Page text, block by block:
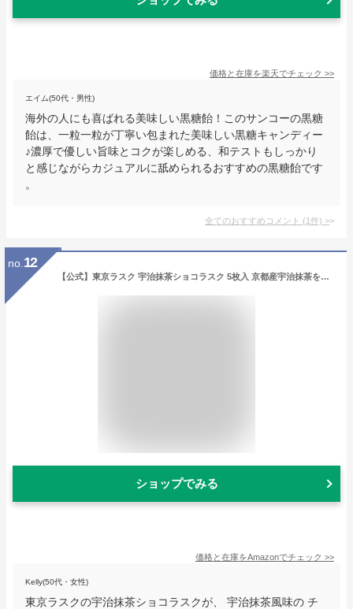
価格と在庫を楽天でチェック >>
エイム(50代・男性)
海外の人にも喜ばれる美味しい黒糖飴！このサンコーの黒糖
飴は、一粒一粒が丁寧い包まれた美味しい黒糖キャンディー
♪濃厚で優しい旨味とコクが楽しめる、和テストもしっかり
と感じながらカジュアルに舐められるおすすめの黒糖飴です
。
全てのおすすめコメント (1件) >
no. 12
【公式】東京ラスク 宇治抹茶ショコラスク 5枚入 京都産宇治抹茶を練り込んだ抹茶チョコレートとラスクの出会い ギフト プレゼント お土産 お菓子
ショップでみる
価格と在庫をAmazonでチェック >>
Kelly(50代・女性)
東京ラスクの宇治抹茶ショコラスクが、 宇治抹茶風味の チ